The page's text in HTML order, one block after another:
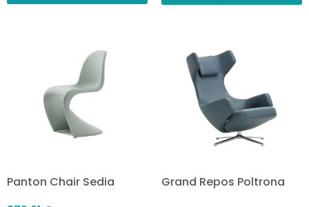
Panton Chair Sedia
Grand Repos Poltrona